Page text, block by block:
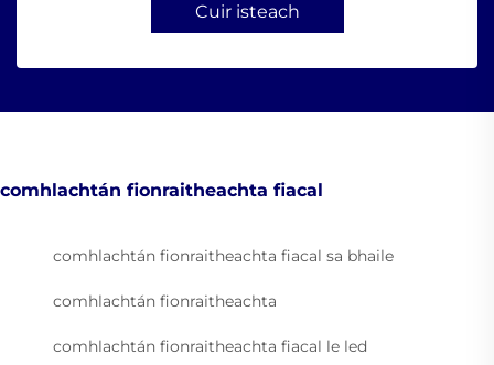
Cuir isteach
comhlachtán fionraitheachta fiacal
comhlachtán fionraitheachta fiacal sa bhaile
comhlachtán fionraitheachta
comhlachtán fionraitheachta fiacal le led